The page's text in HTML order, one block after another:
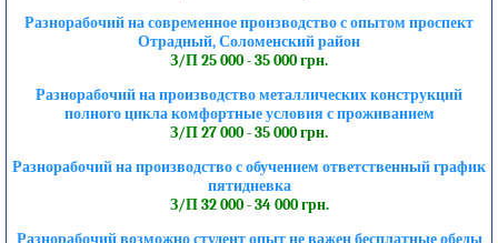
Разнорабочий на современное производство с опытом проспект
Отрадный, Соломенский район
З/П 25 000 - 35 000 грн.
Разнорабочий на производство металлических конструкций
полного цикла комфортные условия с проживанием
З/П 27 000 - 35 000 грн.
Разнорабочий на производство с обучением ответственный график
пятидневка
З/П 32 000 - 34 000 грн.